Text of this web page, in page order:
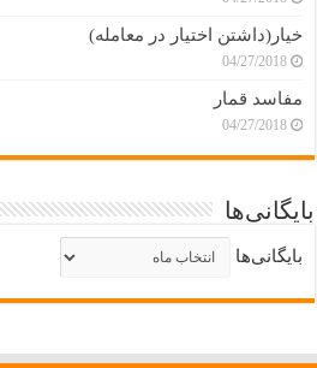
خیار(داشتن اختیار در معامله)
04/27/2018
مفاسد قمار
04/27/2018
بایگانی‌ها
بایگانی‌ها